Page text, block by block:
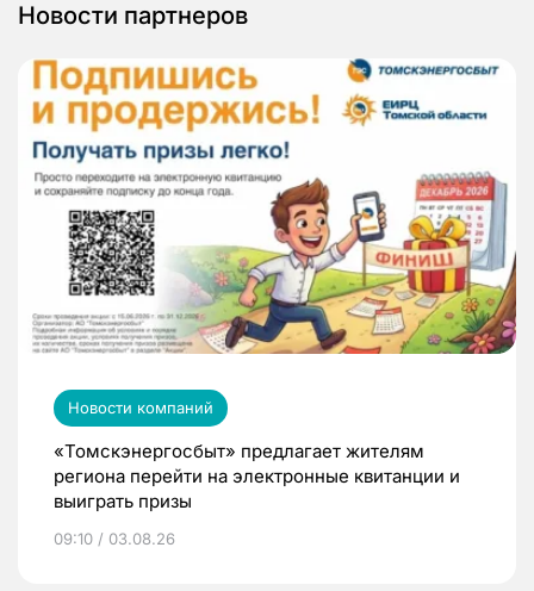
Новости партнеров
Новости компаний
«Томскэнергосбыт» предлагает жителям
региона перейти на электронные квитанции и
выиграть призы
09:10 / 03.08.26